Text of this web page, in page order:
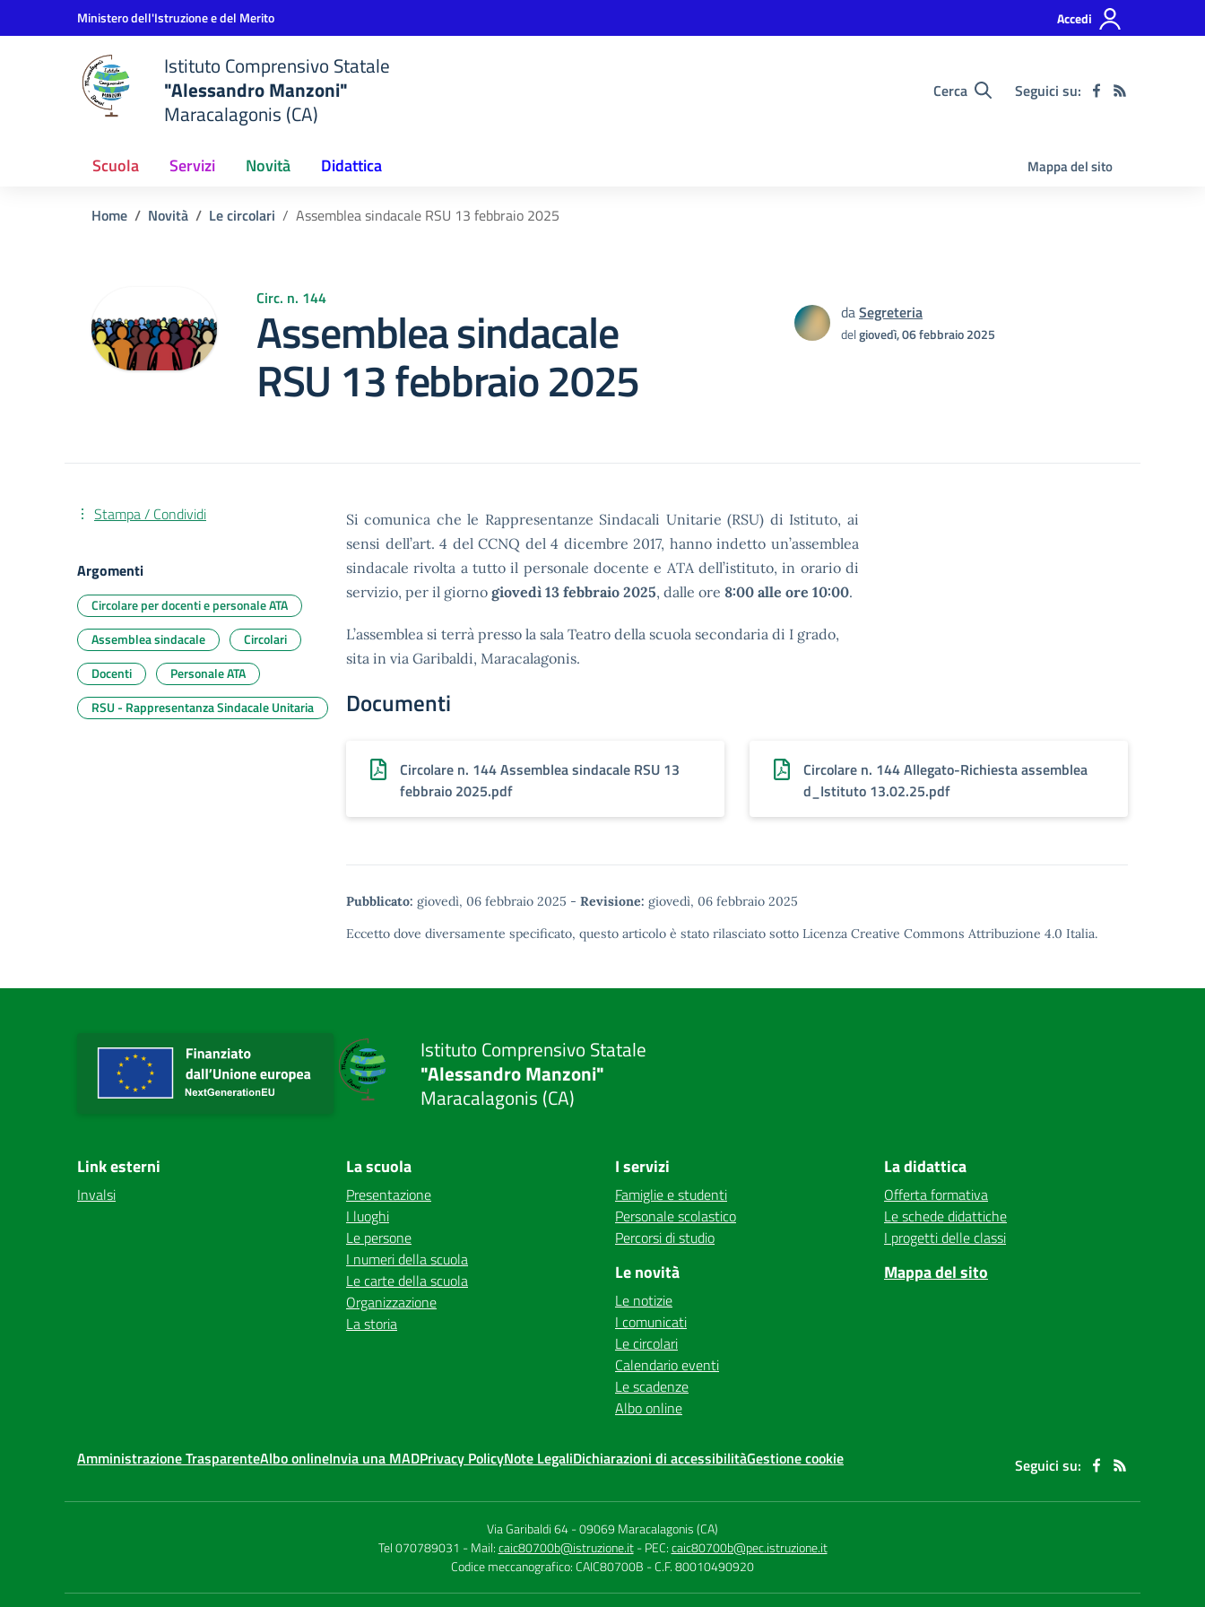
Vai ai contenuti
Vai al menu di navigazioneMinistero dell'Istruzione e del Merito Accedi
Istituto Comprensivo Statale
"Alessandro Manzoni"
Maracalagonis (CA)
Cerca Seguici su:
Scuola Servizi Novità Didattica Mappa del sito
Home Novità Le circolari Assemblea sindacale RSU 13 febbraio 2025
Circ. n. 144
Assemblea sindacale
RSU 13 febbraio 2025
daSegreteria
delgiovedì, 06 febbraio 2025
Si comunica che le Rappresentanze Sindacali Unitarie (RSU) di Istituto, ai
sensi dell’art. 4 del CCNQ del 4 dicembre 2017, hanno indetto un’assemblea
sindacale rivolta a tutto il personale docente e ATA dell’istituto, in orario di
servizio, per il giorno giovedì 13 febbraio 2025, dalle ore 8:00 alle ore 10:00.
L’assemblea si terrà presso la sala Teatro della scuola secondaria di I grado,
sita in via Garibaldi, Maracalagonis.
Documenti
Circolare n. 144 Assemblea sindacale RSU 13
febbraio 2025.pdf
Circolare n. 144 Allegato-Richiesta assemblea
d_Istituto 13.02.25.pdf
Pubblicato: giovedì, 06 febbraio 2025 - Revisione: giovedì, 06 febbraio 2025
Eccetto dove diversamente specificato, questo articolo è stato rilasciato sotto Licenza Creative Commons Attribuzione 4.0 Italia.
Stampa / Condividi
Argomenti
Circolare per docenti e personale ATA
Assemblea sindacale
Circolari
Docenti
Personale ATA
RSU - Rappresentanza Sindacale Unitaria
Istituto Comprensivo Statale
"Alessandro Manzoni"
Maracalagonis (CA)
Link esterni
Invalsi
La scuola
Presentazione
I luoghi
Le persone
I numeri della scuola
Le carte della scuola
Organizzazione
La storia
I servizi
Famiglie e studenti
Personale scolastico
Percorsi di studio
Le novità
Le notizie
I comunicati
Le circolari
Calendario eventi
Le scadenze
Albo online
La didattica
Offerta formativa
Le schede didattiche
I progetti delle classi
Mappa del sito
Amministrazione TrasparenteAlbo onlineInvia una MADPrivacy PolicyNote LegaliDichiarazioni di accessibilitàGestione cookie Seguici su:
Via Garibaldi 64-09069 Maracalagonis (CA)
Tel 070789031 - Mail:caic80700b@istruzione.it - PEC:caic80700b@pec.istruzione.it
Codice meccanografico: CAIC80700B - C.F. 80010490920